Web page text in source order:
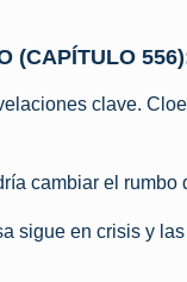
(CAPÍTULO
clave.
cambiar el rumbo
sigue en crisis y